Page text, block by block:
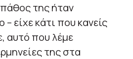
της ήταν
είχε κάτι που κανείς
αυτό που λέμε
της στα